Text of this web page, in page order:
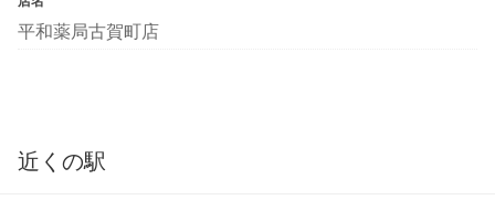
平和薬局古賀町店
近くの駅